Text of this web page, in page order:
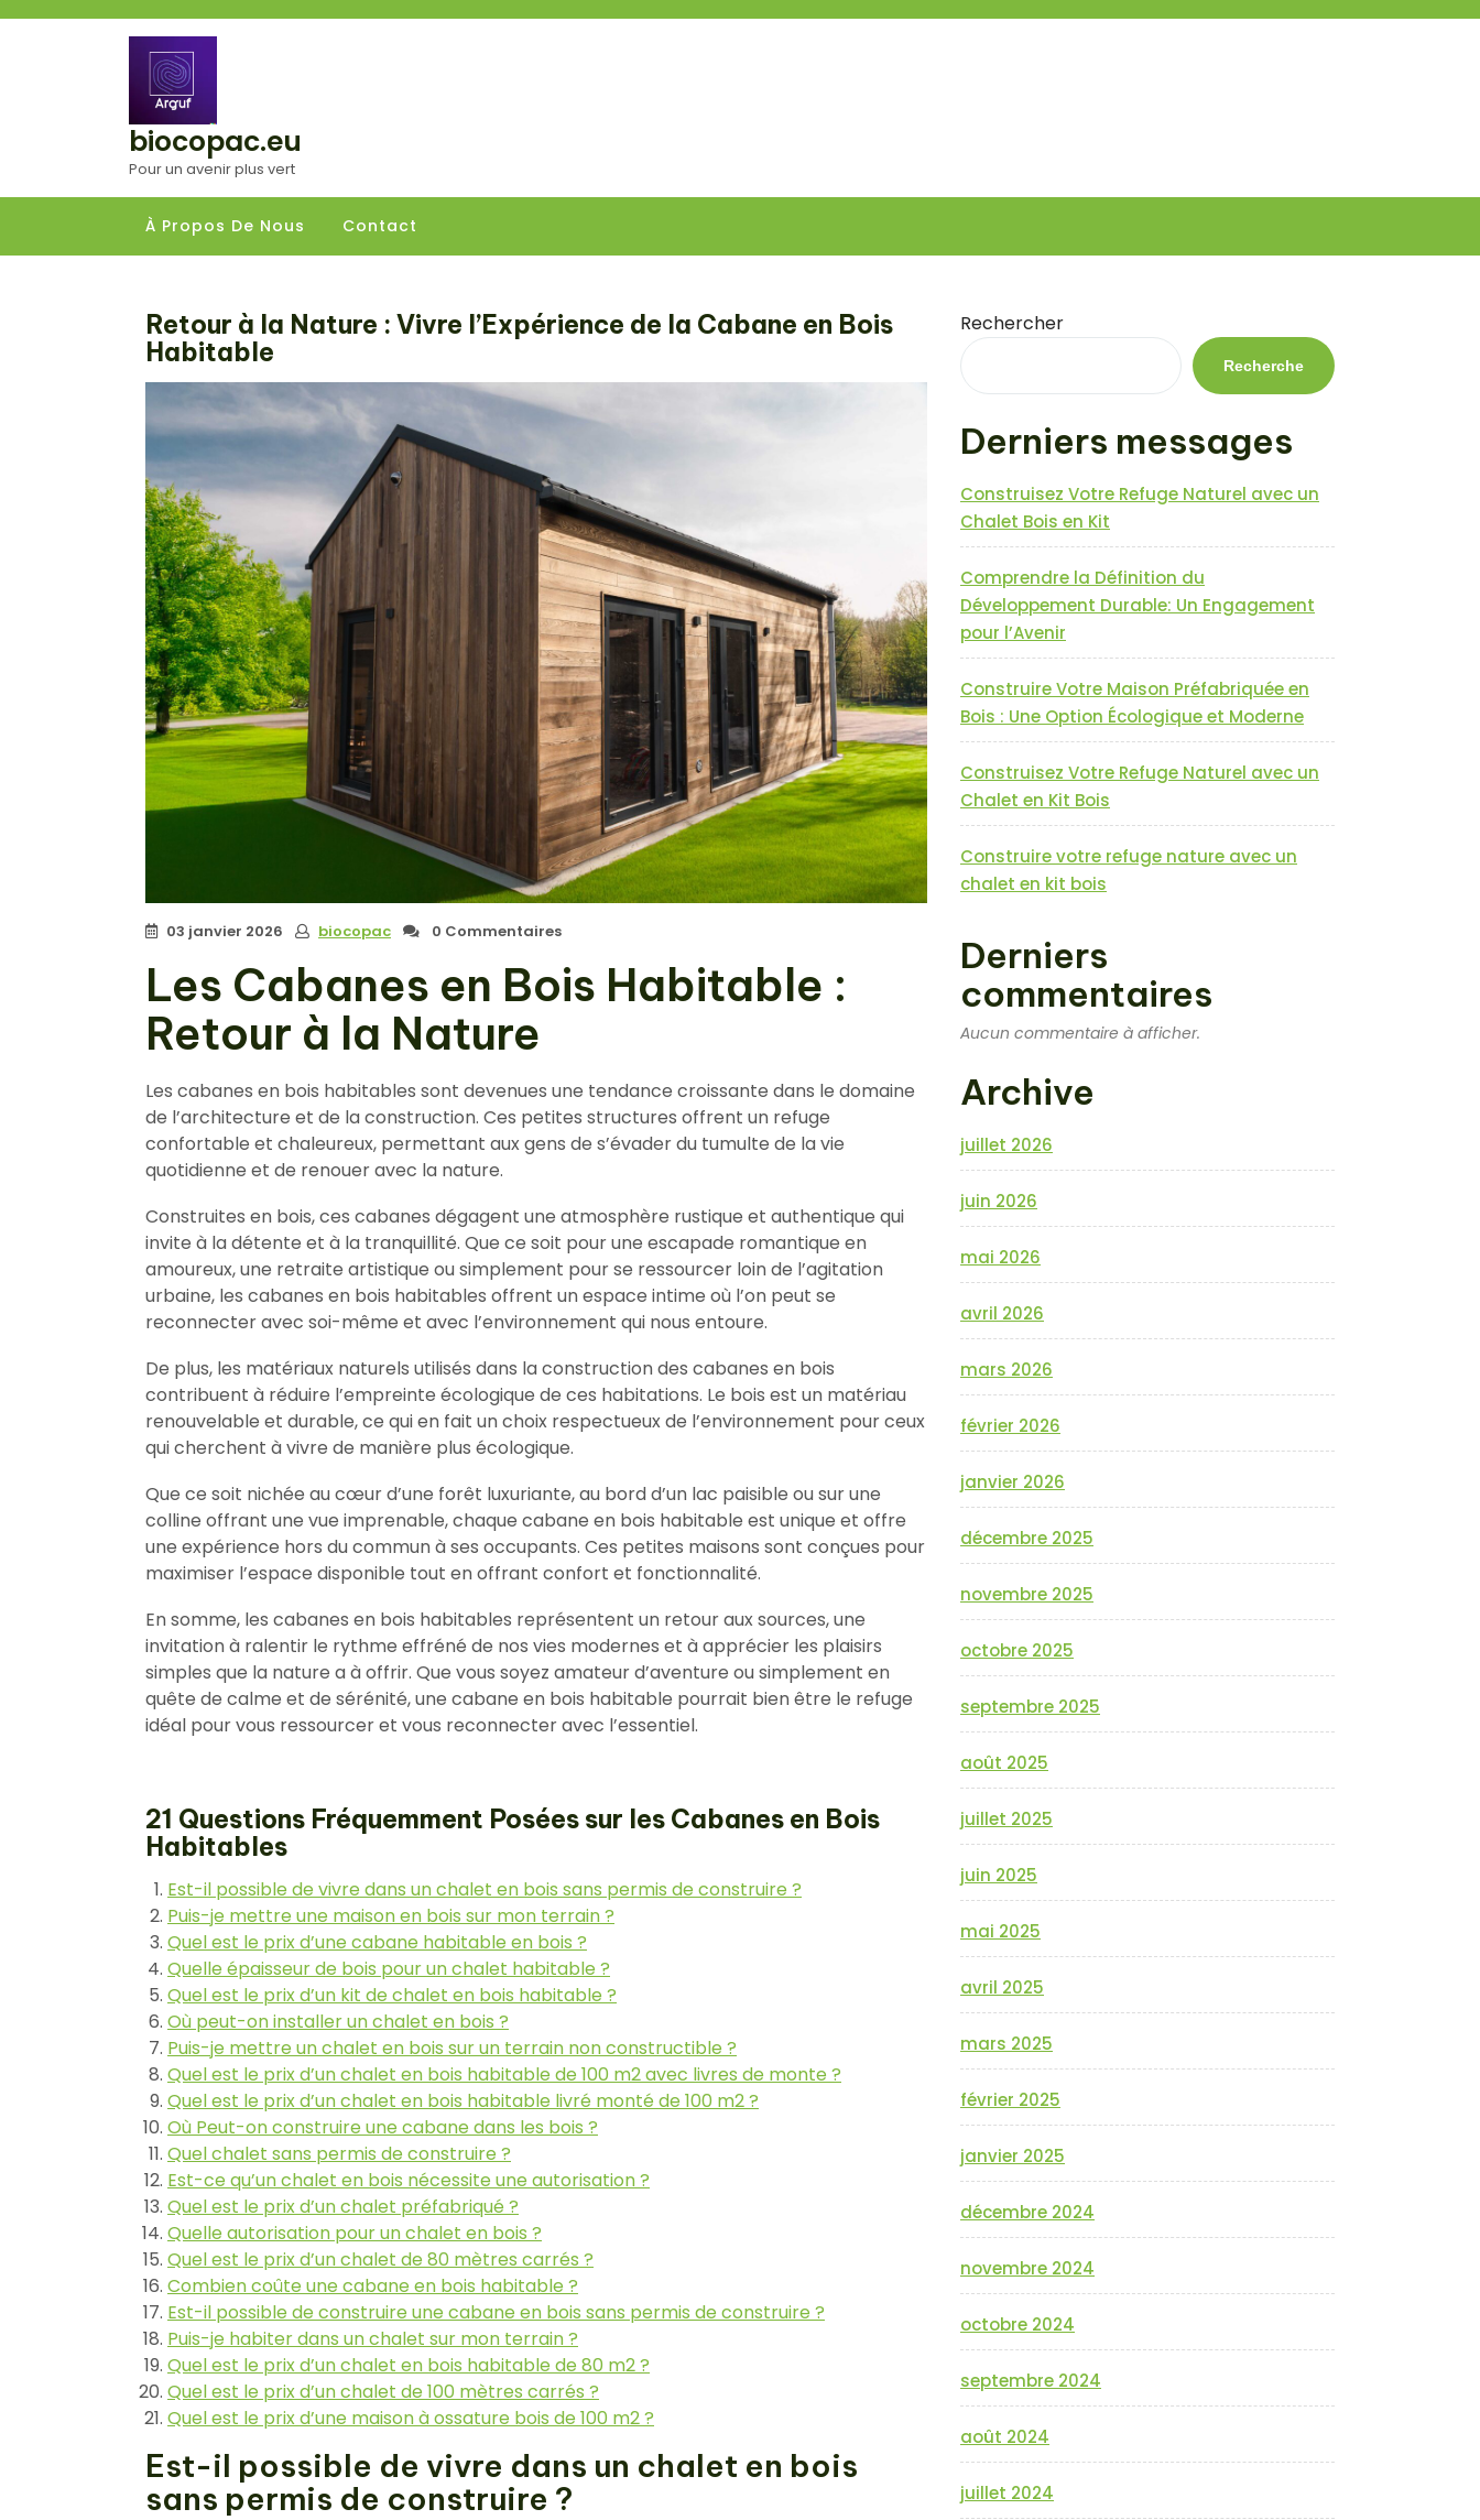
biocopac.eu
Pour un avenir plus vert
À Propos De Nous Contact
Retour à la Nature : Vivre l’Expérience de la Cabane en Bois
Habitable
03 janvier 2026 biocopac 0 Commentaires
Les Cabanes en Bois Habitable :
Retour à la Nature
Les cabanes en bois habitables sont devenues une tendance croissante dans le domaine
de l’architecture et de la construction. Ces petites structures offrent un refuge
confortable et chaleureux, permettant aux gens de s’évader du tumulte de la vie
quotidienne et de renouer avec la nature.
Construites en bois, ces cabanes dégagent une atmosphère rustique et authentique qui
invite à la détente et à la tranquillité. Que ce soit pour une escapade romantique en
amoureux, une retraite artistique ou simplement pour se ressourcer loin de l’agitation
urbaine, les cabanes en bois habitables offrent un espace intime où l’on peut se
reconnecter avec soi-même et avec l’environnement qui nous entoure.
De plus, les matériaux naturels utilisés dans la construction des cabanes en bois
contribuent à réduire l’empreinte écologique de ces habitations. Le bois est un matériau
renouvelable et durable, ce qui en fait un choix respectueux de l’environnement pour ceux
qui cherchent à vivre de manière plus écologique.
Que ce soit nichée au cœur d’une forêt luxuriante, au bord d’un lac paisible ou sur une
colline offrant une vue imprenable, chaque cabane en bois habitable est unique et offre
une expérience hors du commun à ses occupants. Ces petites maisons sont conçues pour
maximiser l’espace disponible tout en offrant confort et fonctionnalité.
En somme, les cabanes en bois habitables représentent un retour aux sources, une
invitation à ralentir le rythme effréné de nos vies modernes et à apprécier les plaisirs
simples que la nature a à offrir. Que vous soyez amateur d’aventure ou simplement en
quête de calme et de sérénité, une cabane en bois habitable pourrait bien être le refuge
idéal pour vous ressourcer et vous reconnecter avec l’essentiel.
21 Questions Fréquemment Posées sur les Cabanes en Bois
Habitables
Est-il possible de vivre dans un chalet en bois sans permis de construire ?
Puis-je mettre une maison en bois sur mon terrain ?
Quel est le prix d’une cabane habitable en bois ?
Quelle épaisseur de bois pour un chalet habitable ?
Quel est le prix d’un kit de chalet en bois habitable ?
Où peut-on installer un chalet en bois ?
Puis-je mettre un chalet en bois sur un terrain non constructible ?
Quel est le prix d’un chalet en bois habitable de 100 m2 avec livres de monte ?
Quel est le prix d’un chalet en bois habitable livré monté de 100 m2 ?
Où Peut-on construire une cabane dans les bois ?
Quel chalet sans permis de construire ?
Est-ce qu’un chalet en bois nécessite une autorisation ?
Quel est le prix d’un chalet préfabriqué ?
Quelle autorisation pour un chalet en bois ?
Quel est le prix d’un chalet de 80 mètres carrés ?
Combien coûte une cabane en bois habitable ?
Est-il possible de construire une cabane en bois sans permis de construire ?
Puis-je habiter dans un chalet sur mon terrain ?
Quel est le prix d’un chalet en bois habitable de 80 m2 ?
Quel est le prix d’un chalet de 100 mètres carrés ?
Quel est le prix d’une maison à ossature bois de 100 m2 ?
Est-il possible de vivre dans un chalet en bois
sans permis de construire ?
Rechercher
Recherche
Derniers messages
Construisez Votre Refuge Naturel avec un
Chalet Bois en Kit
Comprendre la Définition du
Développement Durable: Un Engagement
pour l’Avenir
Construire Votre Maison Préfabriquée en
Bois : Une Option Écologique et Moderne
Construisez Votre Refuge Naturel avec un
Chalet en Kit Bois
Construire votre refuge nature avec un
chalet en kit bois
Derniers
commentaires
Aucun commentaire à afficher.
Archive
juillet 2026
juin 2026
mai 2026
avril 2026
mars 2026
février 2026
janvier 2026
décembre 2025
novembre 2025
octobre 2025
septembre 2025
août 2025
juillet 2025
juin 2025
mai 2025
avril 2025
mars 2025
février 2025
janvier 2025
décembre 2024
novembre 2024
octobre 2024
septembre 2024
août 2024
juillet 2024